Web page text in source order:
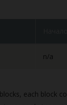
n/a
each block